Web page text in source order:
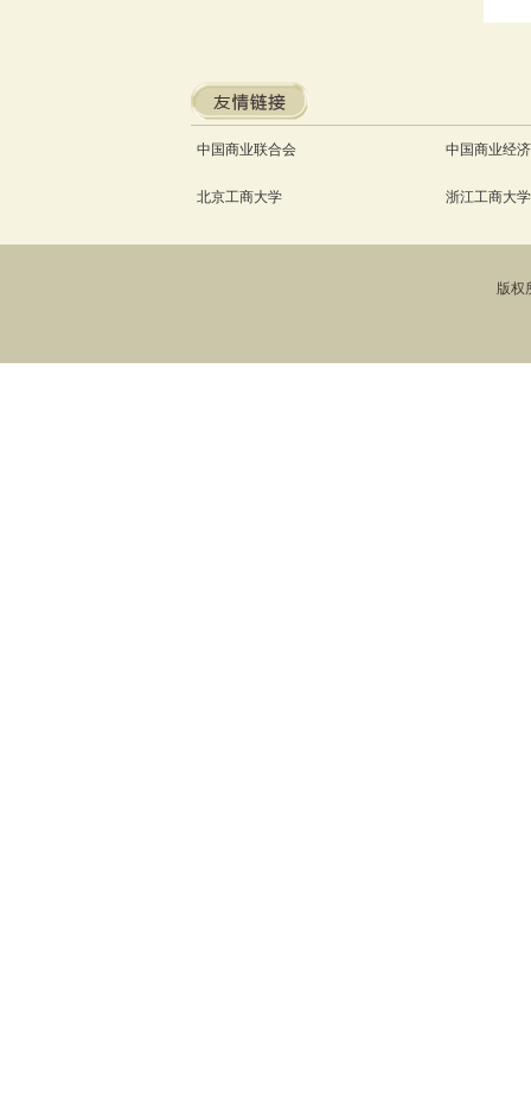
中国商业联合会 中国商业经
北京工商大学 浙江工商大学
版